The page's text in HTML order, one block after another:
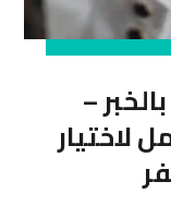
–
لاختيار